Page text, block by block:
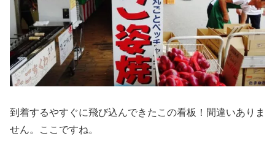
到着するやすぐに飛び込んできたこの看板！間違いありま
せん。ここですね。